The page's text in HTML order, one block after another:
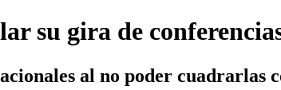
su gira de
al no poder cuadrarlas